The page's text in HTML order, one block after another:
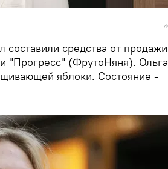
составили средства от продажи
"Прогресс" (ФрутоНяня). Ольга
яблоки. Состояние -